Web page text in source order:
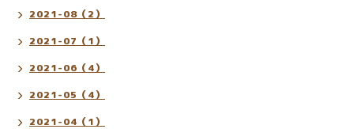
2021-08（2）
2021-07（1）
2021-06（4）
2021-05（4）
2021-04（1）